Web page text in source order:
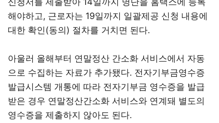
해야하고, 근로자는 19일까지 일괄제공 신청 내용에
대한 확인(동의) 절차를 거치면 된다.
아울러 올해부터 연말정산 간소화 서비스에서 자동
으로 수집하는 자료가 추가됐다. 전자기부금영수증
발급시스템 개통에 따라 전자기부금 영수증을 발급
받은 경우 연말정산간소화 서비스와 연계돼 별도의
영수증을 제출하지 않아도 된다.